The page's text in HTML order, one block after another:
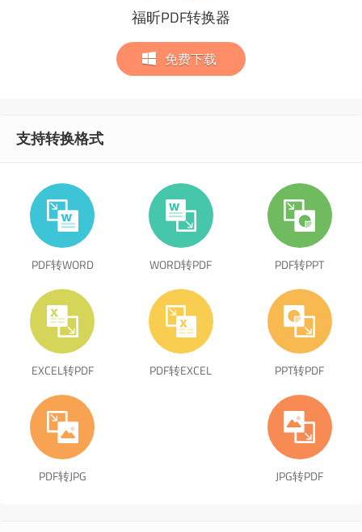
福昕PDF转换器
免费下载
支持转换格式
PDF转WORD WORD转PDF PDF转PPT
EXCEL转PDF PDF转EXCEL PPT转PDF
PDF转JPG JPG转PDF